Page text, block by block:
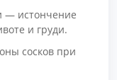
— истончение
и груди.
сосков при